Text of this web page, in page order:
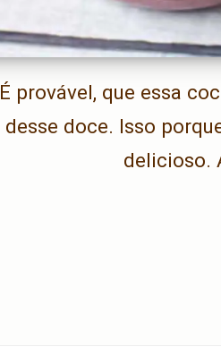
É provável, que essa
desse doce. Isso
delicioso.